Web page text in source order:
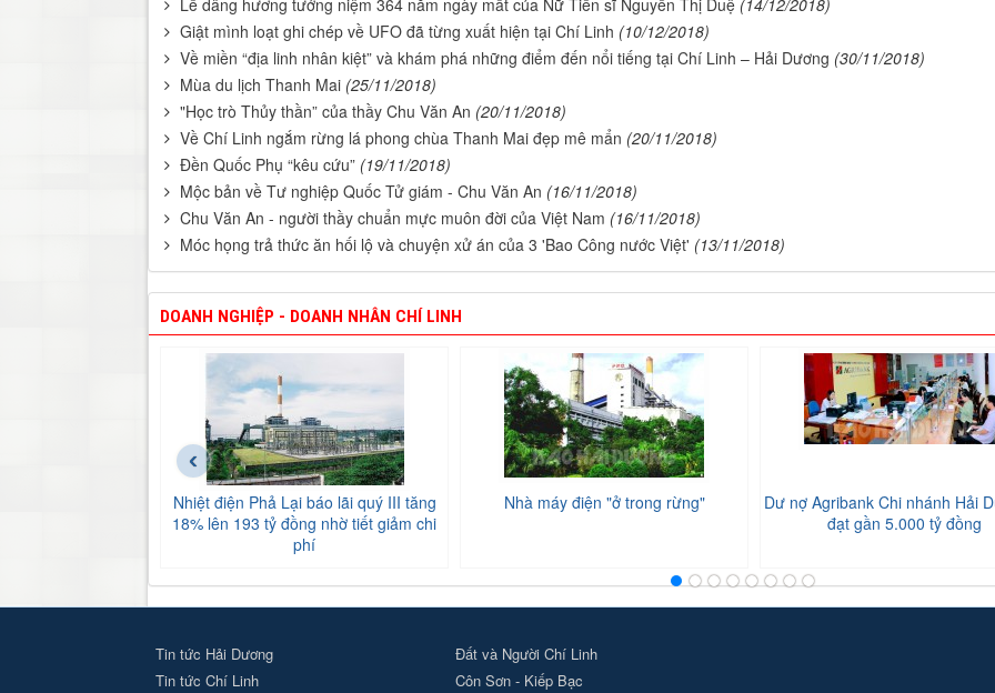
Lễ dâng hương tưởng niệm 364 năm ngày mất của Nữ Tiến sĩ Nguyễn Thị Duệ (14/12/2018)
Giật mình loạt ghi chép về UFO đã từng xuất hiện tại Chí Linh (10/12/2018)
Về miền “địa linh nhân kiệt” và khám phá những điểm đến nổi tiếng tại Chí Linh – Hải Dương (30/11/2018)
Mùa du lịch Thanh Mai (25/11/2018)
"Học trò Thủy thần” của thầy Chu Văn An (20/11/2018)
Về Chí Linh ngắm rừng lá phong chùa Thanh Mai đẹp mê mẩn (20/11/2018)
Đền Quốc Phụ “kêu cứu” (19/11/2018)
Mộc bản về Tư nghiệp Quốc Tử giám - Chu Văn An (16/11/2018)
Chu Văn An - người thầy chuẩn mực muôn đời của Việt Nam (16/11/2018)
Móc họng trả thức ăn hối lộ và chuyện xử án của 3 'Bao Công nước Việt' (13/11/2018)
DOANH NGHIỆP - DOANH NHÂN CHÍ LINH
Nhiệt điện Phả Lại báo lãi quý III tăng
18% lên 193 tỷ đồng nhờ tiết giảm chi
phí
Nhà máy điện "ở trong rừng"
Dư nợ Agribank Chi nhánh Hải
đạt gần 5.000 tỷ đồng
‹
Tin tức Hải Dương
Tin tức Chí Linh
Đất và Người Chí Linh
Côn Sơn - Kiếp Bạc